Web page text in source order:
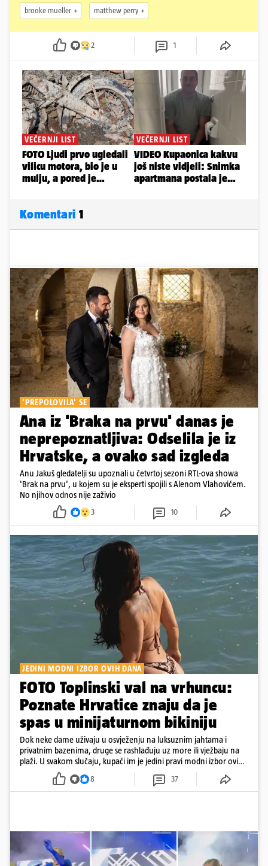
brooke mueller matthew perry
2 1
Komentari 1
'PREPOLOVILA' SE
Ana iz 'Braka na prvu' danas je
neprepoznatljiva: Odselila je iz
Hrvatske, a ovako sad izgleda
Anu Jakuš gledatelji su upoznali u četvrtoj sezoni RTL-ova showa
'Brak na prvu', u kojem su je eksperti spojili s Alenom Vlahovićem.
No njihov odnos nije zaživio
3 10
JEDINI MODNI IZBOR OVIH DANA
FOTO Toplinski val na vrhuncu:
Poznate Hrvatice znaju da je
spas u minijaturnom bikiniju
Dok neke dame uživaju u osvježenju na luksuznim jahtama i
privatnim bazenima, druge se rashlađuju uz more ili vježbaju na
plaži. U svakom slučaju, kupaći im je jedini pravi modni izbor ovih
8 37